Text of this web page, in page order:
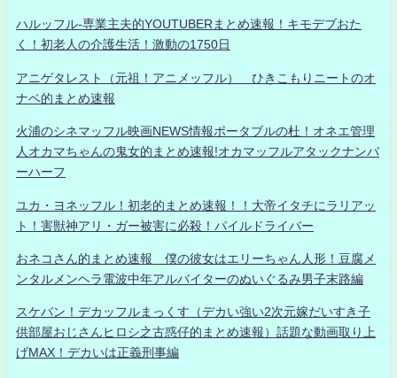
ハルッフル-専業主夫的YOUTUBERまとめ速報！キモデブおた
く！初老人の介護生活！激動の1750日
アニゲタレスト（元祖！アニメッフル） ひきこもりニートのオ
ナベ的まとめ速報
火浦のシネマッフル映画NEWS情報ポータブルの杜！オネエ管理
人オカマちゃんの鬼女的まとめ速報!オカマッフルアタックナンバ
ーハーフ
ユカ・ヨネッフル！初老的まとめ速報！！大帝イタチにラリアッ
ト！害獣神アリ・ガー被害に必殺！パイルドライバー
おネコさん的まとめ速報 僕の彼女はエリーちゃん人形！豆腐メ
ンタルメンヘラ電波中年アルバイターのぬいぐるみ男子末路編
スケバン！デカッフルまっくす（デカい強い2次元嫁だいすき子
供部屋おじさんヒロシ之古惑仔的まとめ速報）話題な動画取り上
げMAX！デカいは正義刑事編